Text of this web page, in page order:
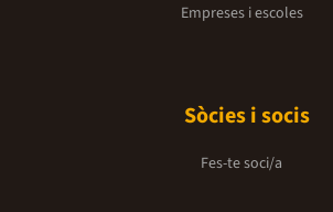
Empreses i escoles
Sòcies i socis
Fes-te soci/a